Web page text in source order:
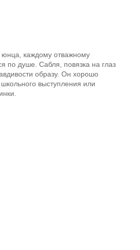
юнца, каждому отважному
по душе. Сабля, повязка на глаз
образу. Он хорошо
выступления или